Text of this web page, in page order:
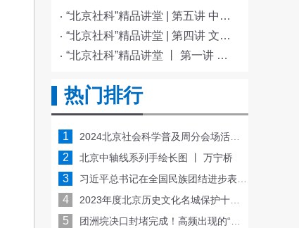
“北京社科”精品讲堂 | 第五讲 中国电影与文化传统
“北京社科”精品讲堂 | 第四讲 文化与科技融合赋能新质生产力发展
“北京社科”精品讲堂 丨 第一讲 《红楼梦》的北京情缘
热门排行
1 2024北京社会科学普及周分会场活动一览表
2 北京中轴线系列手绘长图 丨 万宁桥
3 习近平总书记在全国民族团结进步表彰大会重要讲话金句
4 2023年度北京历史文化名城保护十大看点
5 团洲垸决口封堵完成！高频出现的“垸”是啥意思？一图了解